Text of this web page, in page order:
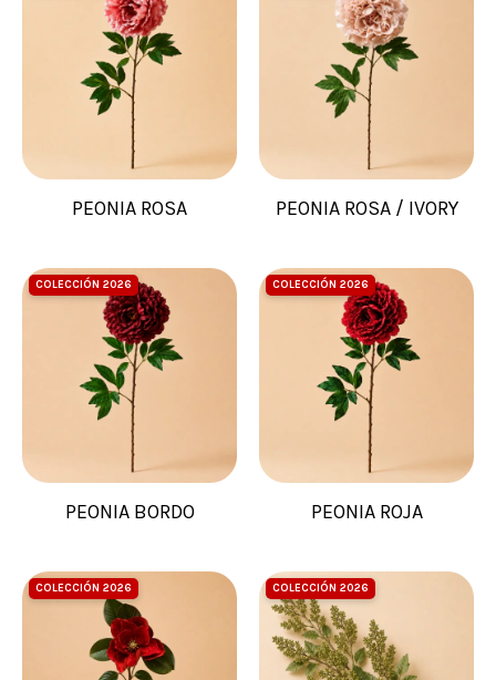
PEONIA ROSA PEONIA ROSA / IVORY
COLECCIÓN 2026
PEONIA BORDO
COLECCIÓN 2026
PEONIA ROJA
COLECCIÓN 2026 COLECCIÓN 2026